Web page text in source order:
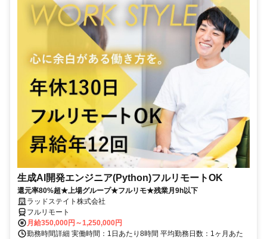
生成AI開発エンジニア(Python)フルリモートOK
還元率80%超★上場グループ★フルリモ★残業月9h以下
ラッドステイト株式会社
フルリモート
月給350,000円～1,250,000円
勤務時間詳細 実働時間：1日あたり8時間 平均勤務日数：1ヶ月あた